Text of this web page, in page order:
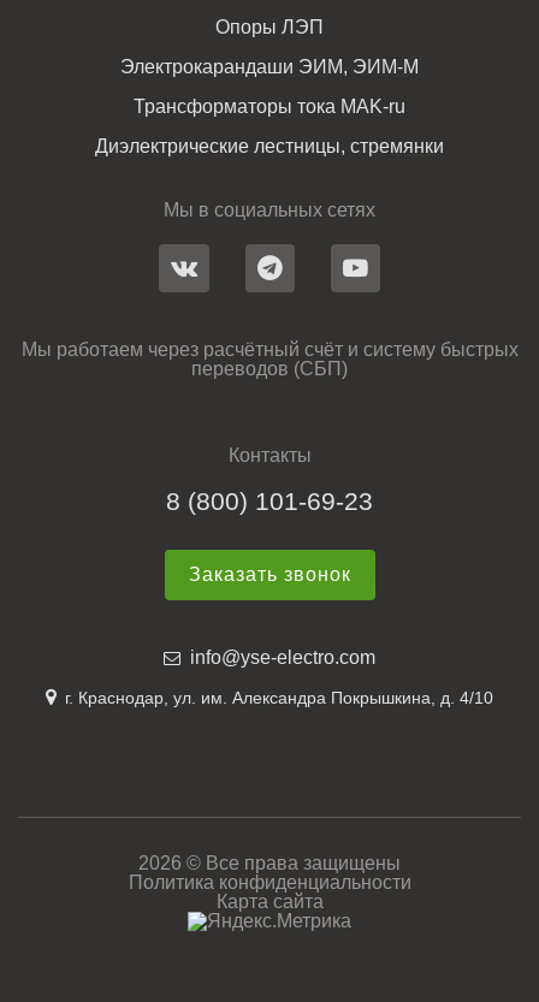
Опоры ЛЭП
Электрокарандаши ЭИМ, ЭИМ-М
Трансформаторы тока MAK-ru
Диэлектрические лестницы, стремянки
Мы в социальных сетях
Мы работаем через расчётный счёт и систему быстрых
переводов (СБП)
Контакты
8 (800) 101-69-23
Заказать звонок
info@yse-electro.com
г. Краснодар, ул. им. Александра Покрышкина, д. 4/10
2026 © Все права защищены
Политика конфиденциальности
Карта сайта